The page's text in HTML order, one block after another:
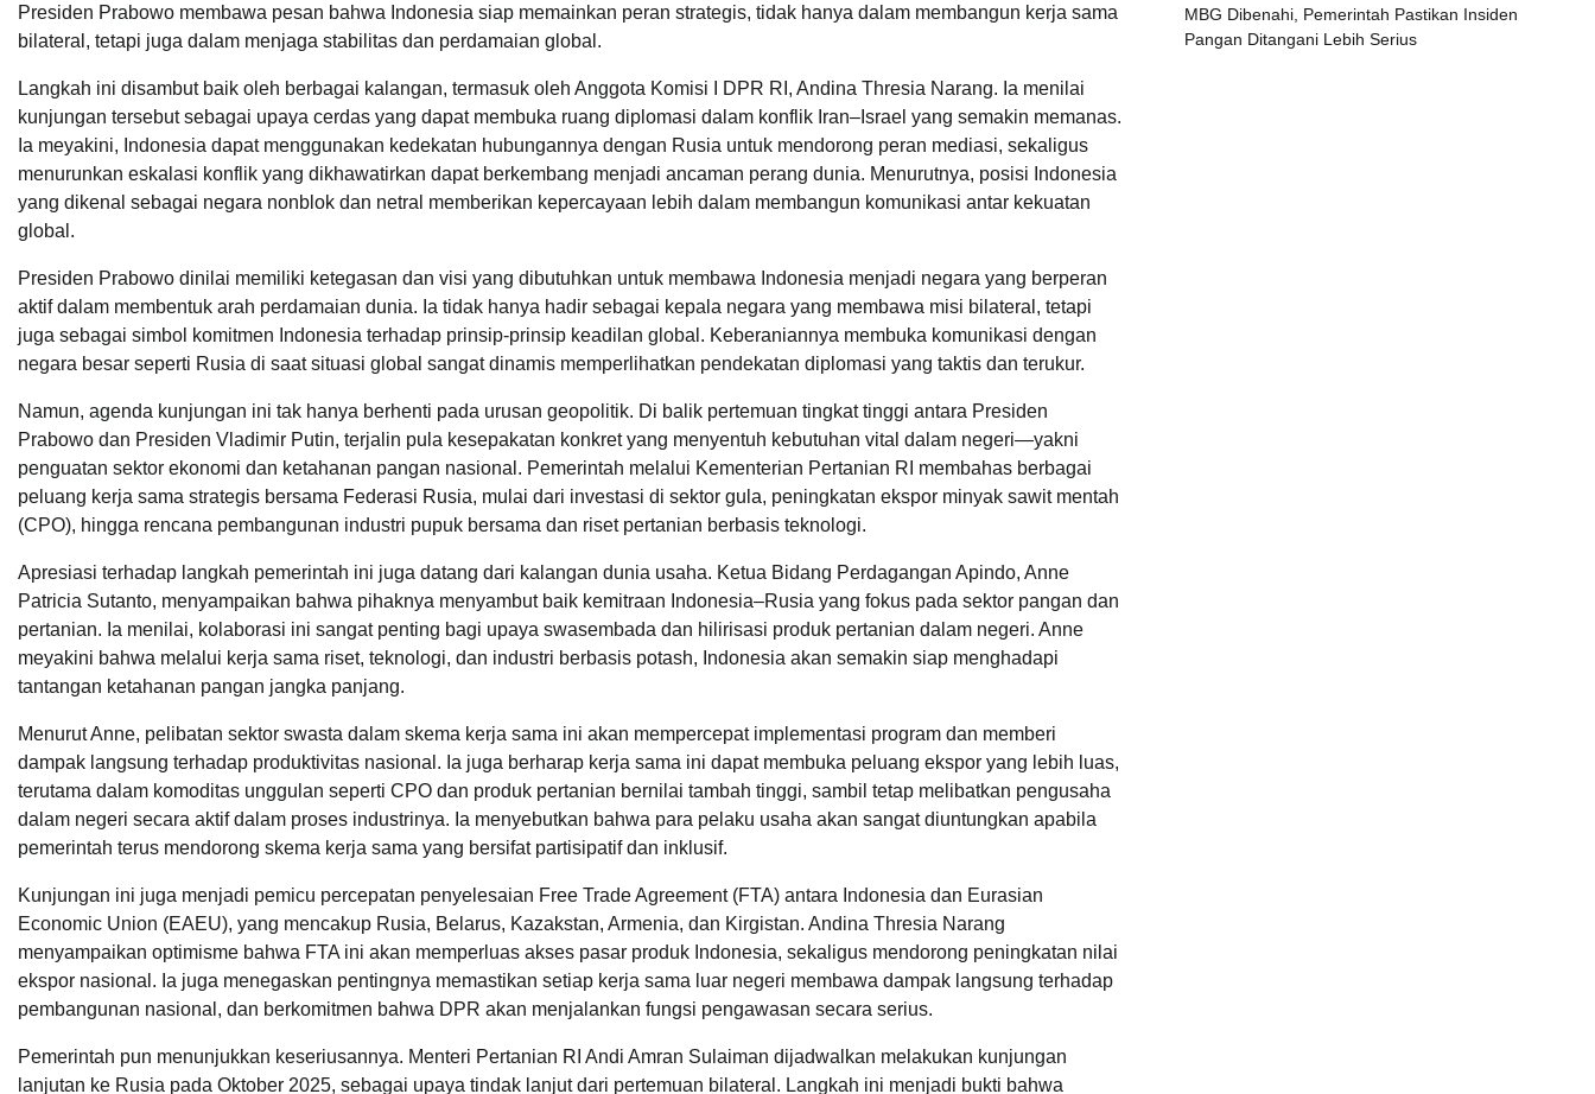
Presiden Prabowo membawa pesan bahwa Indonesia siap memainkan peran strategis, tidak hanya dalam membangun kerja sama
bilateral, tetapi juga dalam menjaga stabilitas dan perdamaian global.
Langkah ini disambut baik oleh berbagai kalangan, termasuk oleh Anggota Komisi I DPR RI, Andina Thresia Narang. Ia menilai
kunjungan tersebut sebagai upaya cerdas yang dapat membuka ruang diplomasi dalam konflik Iran–Israel yang semakin memanas.
Ia meyakini, Indonesia dapat menggunakan kedekatan hubungannya dengan Rusia untuk mendorong peran mediasi, sekaligus
menurunkan eskalasi konflik yang dikhawatirkan dapat berkembang menjadi ancaman perang dunia. Menurutnya, posisi Indonesia
yang dikenal sebagai negara nonblok dan netral memberikan kepercayaan lebih dalam membangun komunikasi antar kekuatan
global.
Presiden Prabowo dinilai memiliki ketegasan dan visi yang dibutuhkan untuk membawa Indonesia menjadi negara yang berperan
aktif dalam membentuk arah perdamaian dunia. Ia tidak hanya hadir sebagai kepala negara yang membawa misi bilateral, tetapi
juga sebagai simbol komitmen Indonesia terhadap prinsip-prinsip keadilan global. Keberaniannya membuka komunikasi dengan
negara besar seperti Rusia di saat situasi global sangat dinamis memperlihatkan pendekatan diplomasi yang taktis dan terukur.
Namun, agenda kunjungan ini tak hanya berhenti pada urusan geopolitik. Di balik pertemuan tingkat tinggi antara Presiden
Prabowo dan Presiden Vladimir Putin, terjalin pula kesepakatan konkret yang menyentuh kebutuhan vital dalam negeri—yakni
penguatan sektor ekonomi dan ketahanan pangan nasional. Pemerintah melalui Kementerian Pertanian RI membahas berbagai
peluang kerja sama strategis bersama Federasi Rusia, mulai dari investasi di sektor gula, peningkatan ekspor minyak sawit mentah
(CPO), hingga rencana pembangunan industri pupuk bersama dan riset pertanian berbasis teknologi.
Apresiasi terhadap langkah pemerintah ini juga datang dari kalangan dunia usaha. Ketua Bidang Perdagangan Apindo, Anne
Patricia Sutanto, menyampaikan bahwa pihaknya menyambut baik kemitraan Indonesia–Rusia yang fokus pada sektor pangan dan
pertanian. Ia menilai, kolaborasi ini sangat penting bagi upaya swasembada dan hilirisasi produk pertanian dalam negeri. Anne
meyakini bahwa melalui kerja sama riset, teknologi, dan industri berbasis potash, Indonesia akan semakin siap menghadapi
tantangan ketahanan pangan jangka panjang.
Menurut Anne, pelibatan sektor swasta dalam skema kerja sama ini akan mempercepat implementasi program dan memberi
dampak langsung terhadap produktivitas nasional. Ia juga berharap kerja sama ini dapat membuka peluang ekspor yang lebih luas,
terutama dalam komoditas unggulan seperti CPO dan produk pertanian bernilai tambah tinggi, sambil tetap melibatkan pengusaha
dalam negeri secara aktif dalam proses industrinya. Ia menyebutkan bahwa para pelaku usaha akan sangat diuntungkan apabila
pemerintah terus mendorong skema kerja sama yang bersifat partisipatif dan inklusif.
Kunjungan ini juga menjadi pemicu percepatan penyelesaian Free Trade Agreement (FTA) antara Indonesia dan Eurasian
Economic Union (EAEU), yang mencakup Rusia, Belarus, Kazakstan, Armenia, dan Kirgistan. Andina Thresia Narang
menyampaikan optimisme bahwa FTA ini akan memperluas akses pasar produk Indonesia, sekaligus mendorong peningkatan nilai
ekspor nasional. Ia juga menegaskan pentingnya memastikan setiap kerja sama luar negeri membawa dampak langsung terhadap
pembangunan nasional, dan berkomitmen bahwa DPR akan menjalankan fungsi pengawasan secara serius.
Pemerintah pun menunjukkan keseriusannya. Menteri Pertanian RI Andi Amran Sulaiman dijadwalkan melakukan kunjungan
lanjutan ke Rusia pada Oktober 2025, sebagai upaya tindak lanjut dari pertemuan bilateral. Langkah ini menjadi bukti bahwa
MBG Dibenahi, Pemerintah Pastikan Insiden
Pangan Ditangani Lebih Serius